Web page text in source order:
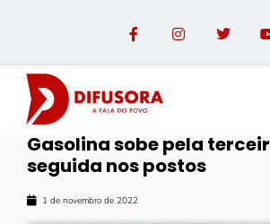
Gasolina sobe pela
seguida nos postos
1 de novembro de 2022